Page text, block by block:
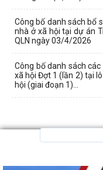
Công bố danh sách bổ
nhà ở xã hội tại dự án
QLN ngày 03/4/2026
Công bố danh sách
xã hội Đợt 1 (lần 2) tại
hội (giai đoạn 1)...